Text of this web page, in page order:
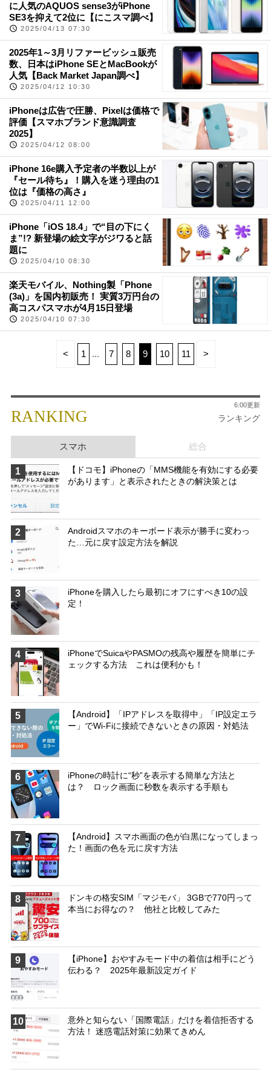
に人気のAQUOS sense3がiPhone
SE3を抑えて2位に【にこスマ調べ】
2025/04/13 07:30
2025年1～3月リファービッシュ販売
数、日本はiPhone SEとMacBookが
人気【Back Market Japan調べ】
2025/04/12 10:30
iPhoneは広告で圧勝、Pixelは価格で
評価【スマホブランド意識調査
2025】
2025/04/12 08:00
iPhone 16e購入予定者の半数以上が
『セール待ち』！購入を迷う理由の1
位は『価格の高さ』
2025/04/11 12:00
iPhone「iOS 18.4」で“目の下にく
ま”!? 新登場の絵文字がジワると話
題に
2025/04/10 08:30
楽天モバイル、Nothing製「Phone
(3a)」を国内初販売！ 実質3万円台の
高コスパスマホが4月15日登場
2025/04/10 07:30
< 1 7 8 9 10 11 >
RANKING ランキング
6:00更新
スマホ 総合
1
【ドコモ】iPhoneの「MMS機能を有効にする必要
があります」と表示されたときの解決策とは
2
Androidスマホのキーボード表示が勝手に変わっ
た…元に戻す設定方法を解説
3
iPhoneを購入したら最初にオフにすべき10の設
定！
4
iPhoneでSuicaやPASMOの残高や履歴を簡単にチ
ェックする方法 これは便利かも！
5
【Android】「IPアドレスを取得中」「IP設定エラ
ー」でWi-Fiに接続できないときの原因・対処法
6
iPhoneの時計に“秒”を表示する簡単な方法と
は？ ロック画面に秒数を表示する手順も
7
【Android】スマホ画面の色が白黒になってしまっ
た！画面の色を元に戻す方法
8
ドンキの格安SIM「マジモバ」 3GBで770円って
本当にお得なの？ 他社と比較してみた
9
【iPhone】おやすみモード中の着信は相手にどう
伝わる？ 2025年最新設定ガイド
10
意外と知らない「国際電話」だけを着信拒否する
方法！ 迷惑電話対策に効果てきめん